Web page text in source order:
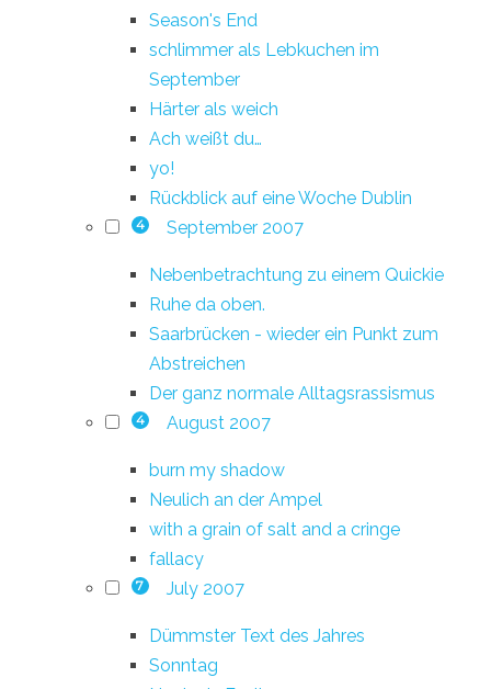
Season's End
schlimmer als Lebkuchen im
September
Härter als weich
Ach weißt du…
yo!
Rückblick auf eine Woche Dublin
4 September 2007
Nebenbetrachtung zu einem Quickie
Ruhe da oben.
Saarbrücken - wieder ein Punkt zum
Abstreichen
Der ganz normale Alltagsrassismus
4 August 2007
burn my shadow
Neulich an der Ampel
with a grain of salt and a cringe
fallacy
7 July 2007
Dümmster Text des Jahres
Sonntag